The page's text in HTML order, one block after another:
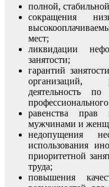
полной,
сокращения
мест;
ликвидации
занятости;
гарантий
организаций,
деятельность
равенства прав
мужчинами и
недопущения
использования
приоритетной
труда;
повышения